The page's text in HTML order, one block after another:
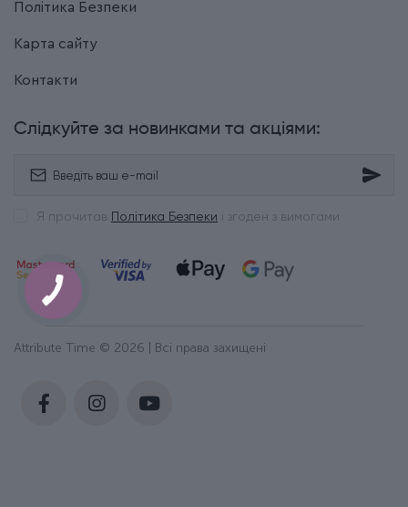
Політика Безпеки
Карта сайту
Контакти
Слідкуйте за новинками та акціями:
Я прочитав Політика Безпеки і згоден з вимогами
Attribute Time © 2026 | Всі права захищені